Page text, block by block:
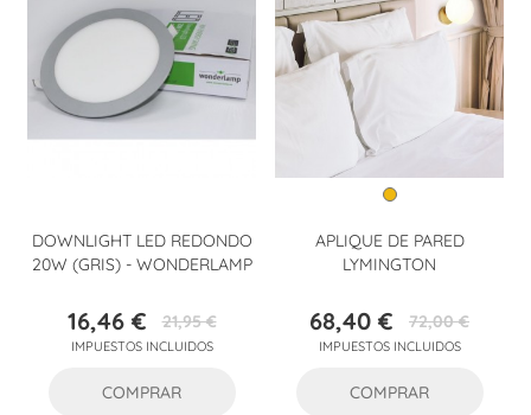
DOWNLIGHT LED REDONDO
20W (GRIS) - WONDERLAMP
Precio
16,46 €Precio
base
21,95 €
IMPUESTOS INCLUIDOS
COMPRAR
APLIQUE DE PARED
LYMINGTON
Precio
68,40 €Precio
base
72,00 €
IMPUESTOS INCLUIDOS
COMPRAR